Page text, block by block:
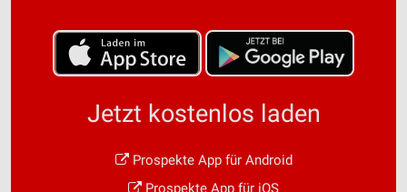
Jetzt kostenlos laden
Prospekte App für Android
Prospekte App für iOS